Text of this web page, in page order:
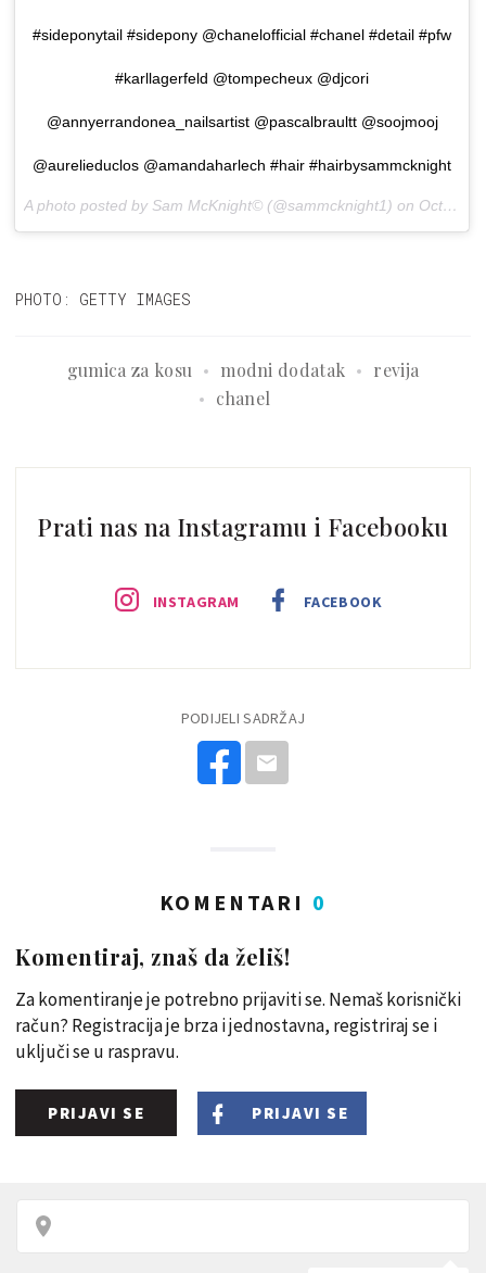
#sideponytail #sidepony @chanelofficial #chanel #detail #pfw
#karllagerfeld @tompecheux @djcori
@annyerrandonea_nailsartist @pascalbraultt @soojmooj
@aurelieduclos @amandaharlech #hair #hairbysammcknight
A photo posted by Sam McKnight© (@sammcknight1) on Oct 4, 2016 at 3:05am PDT
PHOTO: GETTY IMAGES
gumica za kosu modni dodatak
revija
chanel
Prati nas na Instagramu i Facebooku
INSTAGRAM FACEBOOK
PODIJELI SADRŽAJ
KOMENTARI 0
Komentiraj, znaš da želiš!
Za komentiranje je potrebno prijaviti se. Nemaš korisnički
račun? Registracija je brza i jednostavna, registriraj se i
uključi se u raspravu.
PRIJAVI SE PRIJAVI SE